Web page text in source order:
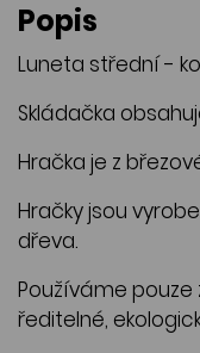
Popis
Luneta střední -
Skládačka
Hračka je z
Hračky jsou
dřeva.
Používáme
ředitelné,